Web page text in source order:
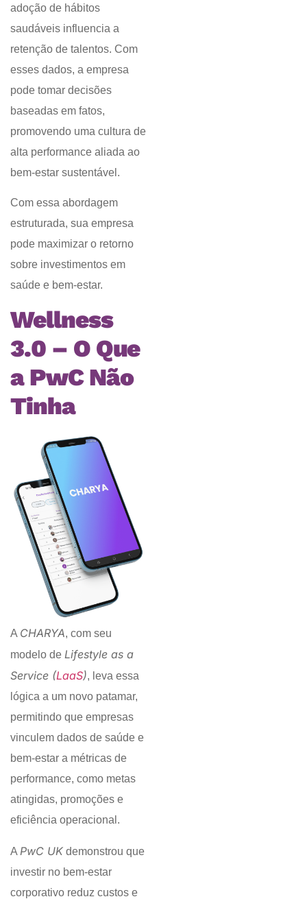
adoção de hábitos
saudáveis influencia a
retenção de talentos. Com
esses dados, a empresa
pode tomar decisões
baseadas em fatos,
promovendo uma cultura de
alta performance aliada ao
bem-estar sustentável.
Com essa abordagem
estruturada, sua empresa
pode maximizar o retorno
sobre investimentos em
saúde e bem-estar.
Wellness
3.0 – O Que
a PwC Não
Tinha
A CHARYA, com seu
modelo de Lifestyle as a
Service (LaaS), leva essa
lógica a um novo patamar,
permitindo que empresas
vinculem dados de saúde e
bem-estar a métricas de
performance, como metas
atingidas, promoções e
eficiência operacional.
A PwC UK demonstrou que
investir no bem-estar
corporativo reduz custos e